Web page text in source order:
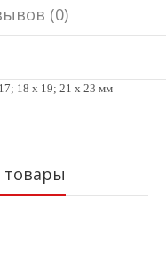
(0)
18 x 19; 21 x 23 мм